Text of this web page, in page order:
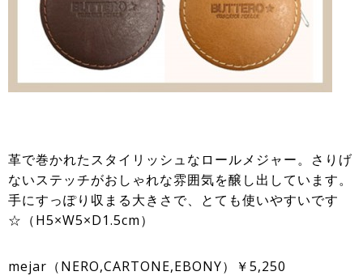
革で巻かれたスタイリッシュなロールメジャー。さりげ
ないステッチがおしゃれな雰囲気を醸し出しています。
手にすっぽり収まる大きさで、とても使いやすいです
☆（H5×W5×D1.5cm）
mejar（NERO,CARTONE,EBONY）￥5,250